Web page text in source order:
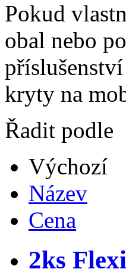
Pokud
obal nebo
kryty na
Řadit podle
Výchozí
Název
Cena
2ks